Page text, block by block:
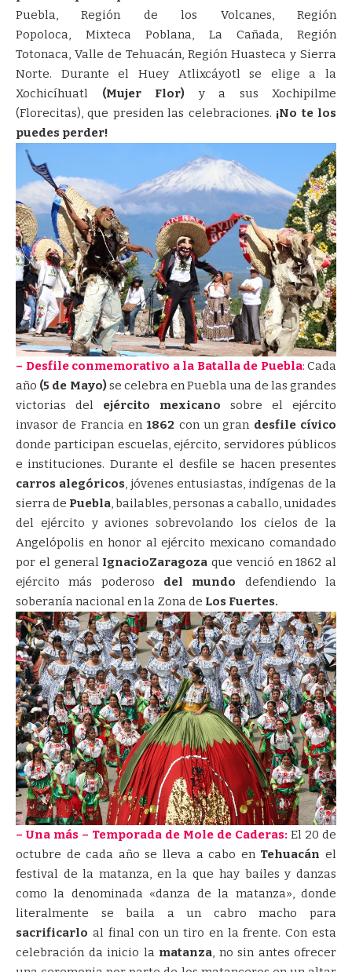
Puebla, Región de los Volcanes, Región
Popoloca, Mixteca Poblana, La Cañada, Región
Totonaca, Valle de Tehuacán, Región Huasteca y Sierra
Norte. Durante el Huey Atlixcáyotl se elige a la
Xochicíhuatl (Mujer Flor) y a sus Xochipilme
(Florecitas), que presiden las celebraciones. ¡No te los
puedes perder!
– Desfile conmemorativo a la Batalla de Puebla: Cada
año (5 de Mayo)se celebra en Puebla una de las grandes
victorias del ejército mexicano sobre el ejército
invasor de Francia en1862 con un gran desfile cívico
donde participan escuelas, ejército, servidores públicos
e instituciones. Durante el desfile se hacen presentes
carros alegóricos, jóvenes entusiastas, indígenas de la
sierra de Puebla, bailables, personas a caballo, unidades
del ejército y aviones sobrevolando los cielos de la
Angelópolis en honor al ejército mexicano comandado
por el general IgnacioZaragoza que venció en 1862 al
ejército más poderoso del mundo defendiendo la
soberanía nacional en la Zona de Los Fuertes.
– Una más – Temporada de Mole de Caderas: El 20 de
octubre de cada año se lleva a cabo en Tehuacán el
festival de la matanza, en la que hay bailes y danzas
como la denominada «danza de la matanza», donde
literalmente se baila a un cabro macho para
sacrificarlo al final con un tiro en la frente. Con esta
celebración da inicio la matanza, no sin antes ofrecer